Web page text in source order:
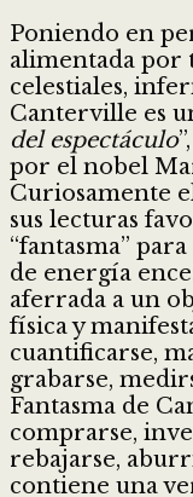
Poniendo en
alimentada por
celestiales,
Canterville es
del espectáculo
por el nobel
Curiosamente
sus lecturas
“fantasma”
de energía
aferrada a un
física y
cuantificarse,
grabarse,
Fantasma de
comprarse,
rebajarse,
contiene una